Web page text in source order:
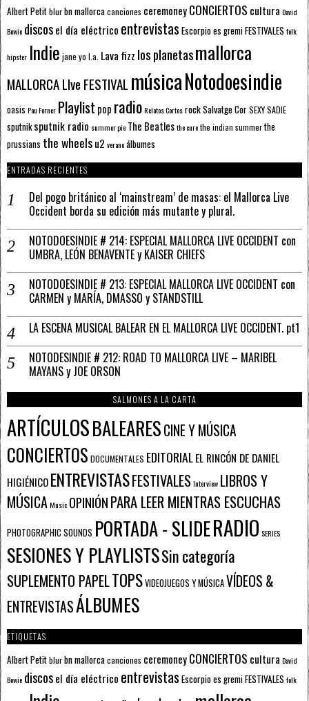
Albert Petitblurbn mallorcacanciones ceremoneyCONCIERTOS cultura David
Bowie discosel día eléctrico entrevistas Escorpioes gremiFESTIVALES folk
hipster Indie jane yo l.a. Lava fizz los planetasmallorca
MALLORCA LIve FESTIVAL músicaNotodoesindie
oasis Pau Forner Playlist pop radioRelatos CortosrockSalvatge CorSEXY SADIE
sputnik sputnik radio summer pie The Beatlesthe curethe indian summerthe
prussians the wheelsu2 veranoálbumes
ENTRADAS RECIENTES
Del pogo británico al ‘mainstream’ de masas: el Mallorca Live
Occident borda su edición más mutante y plural.
NOTODOESINDIE # 214: ESPECIAL MALLORCA LIVE OCCIDENT con
UMBRA, LEÓN BENAVENTE y KAISER CHIEFS
NOTODOESINDIE # 213: ESPECIAL MALLORCA LIVE OCCIDENT con
CARMEN y MARÍA, DMASSO y STANDSTILL
LA ESCENA MUSICAL BALEAR EN EL MALLORCA LIVE OCCIDENT. pt1
NOTODESINDIE # 212: ROAD TO MALLORCA LIVE – MARIBEL
MAYANS y JOE ORSON
SALMONES A LA CARTA
ARTÍCULOSBALEARESCINE Y MÚSICA
CONCIERTOS DOCUMENTALES EDITORIALEL RINCÓN DE DANIEL
HIGIÉNICOENTREVISTASFESTIVALESInterview LIBROS Y
MÚSICAMusic OPINIÓNPARA LEER MIENTRAS ESCUCHAS
PHOTOGRAPHIC SOUNDS PORTADA - SLIDERADIO SERIES
SESIONES Y PLAYLISTSSin categoría
SUPLEMENTO PAPELTOPSVIDEOJUEGOS Y MÚSICAVÍDEOS &
ENTREVISTASÁLBUMES
ETIQUETAS
Albert Petitblurbn mallorcacanciones ceremoneyCONCIERTOS cultura David
Bowie discosel día eléctrico entrevistas Escorpioes gremiFESTIVALES folk